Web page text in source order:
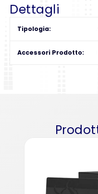
Dettagli
Tipologia
Accessori Prodotto